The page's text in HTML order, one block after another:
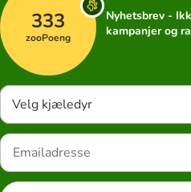
333
zooPoeng
Nyhetsbrev -
kampanjer og
Velg kjæledyr